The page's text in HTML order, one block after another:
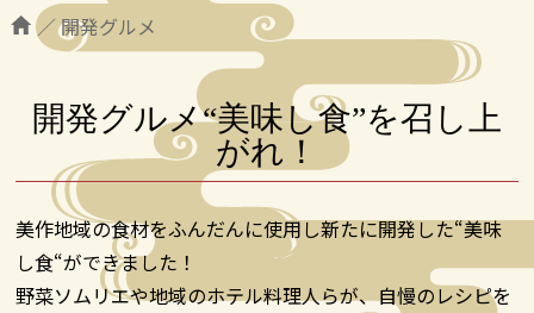
／開発グルメ
開発グルメ“美味し食”を召し上
がれ！
美作地域の食材をふんだんに使用し新たに開発した“美味
し食“ができました！
野菜ソムリエや地域のホテル料理人らが、自慢のレシピを